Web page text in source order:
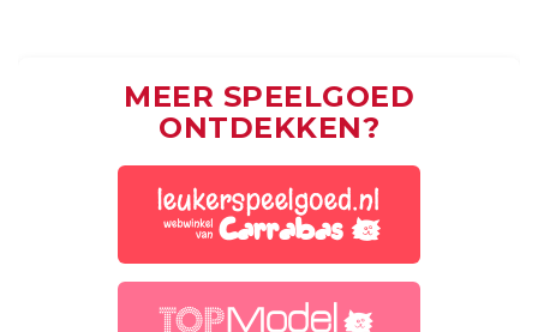
MEER SPEELGOED
ONTDEKKEN?